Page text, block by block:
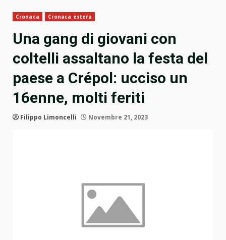
Cronaca Cronaca estera
Una gang di giovani con
coltelli assaltano la festa del
paese a Crépol: ucciso un
16enne, molti feriti
Filippo Limoncelli Novembre 21, 2023